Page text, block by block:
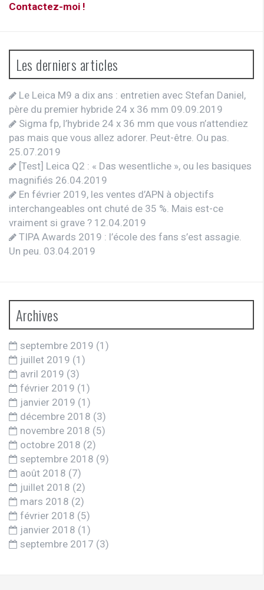
Contactez-moi !
Les derniers articles
Le Leica M9 a dix ans : entretien avec Stefan Daniel,
père du premier hybride 24 x 36 mm 09.09.2019
Sigma fp, l’hybride 24 x 36 mm que vous n’attendiez
pas mais que vous allez adorer. Peut-être. Ou pas.
25.07.2019
[Test] Leica Q2 : « Das wesentliche », ou les basiques
magnifiés 26.04.2019
En février 2019, les ventes d’APN à objectifs
interchangeables ont chuté de 35 %. Mais est-ce
vraiment si grave ? 12.04.2019
TIPA Awards 2019 : l’école des fans s’est assagie.
Un peu. 03.04.2019
Archives
septembre 2019 (1)
juillet 2019 (1)
avril 2019 (3)
février 2019 (1)
janvier 2019 (1)
décembre 2018 (3)
novembre 2018 (5)
octobre 2018 (2)
septembre 2018 (9)
août 2018 (7)
juillet 2018 (2)
mars 2018 (2)
février 2018 (5)
janvier 2018 (1)
septembre 2017 (3)